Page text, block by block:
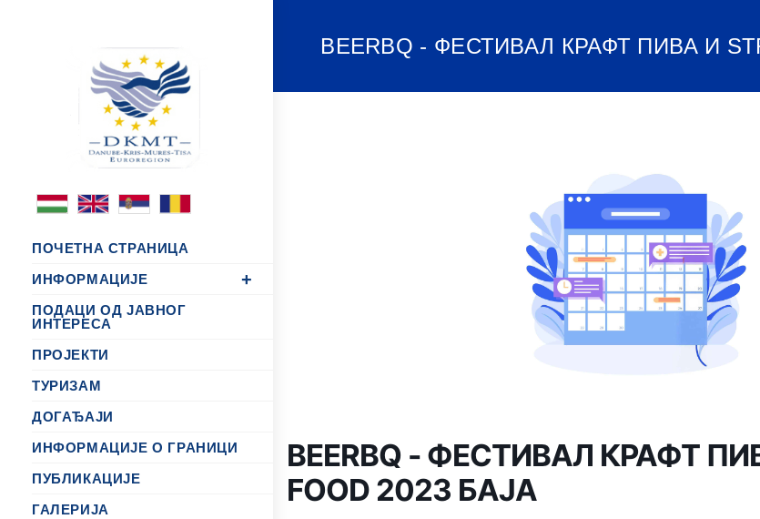
ПОЧЕТНА СТРАНИЦА
ИНФОРМАЦИЈЕ
ПОДАЦИ ОД ЈАВНОГ
ИНТЕРЕСА
ПРОЈЕКТИ
ТУРИЗАМ
ДОГАЂАЈИ
ИНФОРМАЦИЈЕ О ГРАНИЦИ
ПУБЛИКАЦИЈЕ
ГАЛЕРИЈА
BEERBQ - ФЕСТИВАЛ КРАФТ ПИВA И
BEERBQ - ФЕСТИВАЛ КРАФТ
FOOD 2023 БАЈА